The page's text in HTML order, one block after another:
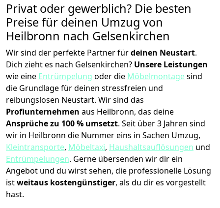
Privat oder gewerblich? Die besten
Preise für deinen Umzug von
Heilbronn nach Gelsenkirchen
Wir sind der perfekte Partner fürdeinen Neustart.
Dich zieht es nach Gelsenkirchen? Unsere Leistungen
wie eine Entrümpelung oder die Möbelmontagesind
die Grundlage für deinen stressfreien und
reibungslosen Neustart. Wir sind das
Profiunternehmen aus Heilbronn, das deine
Ansprüche zu 100 % umsetzt. Seit über 3 Jahren sind
wir in Heilbronn die Nummer eins in Sachen Umzug,
Kleintransporte, Möbeltaxi, Haushaltsauflösungen und
Entrümpelungen. Gerne übersenden wir dir ein
Angebot und du wirst sehen, die professionelle Lösung
istweitaus kostengünstiger, als du dir es vorgestellt
hast.